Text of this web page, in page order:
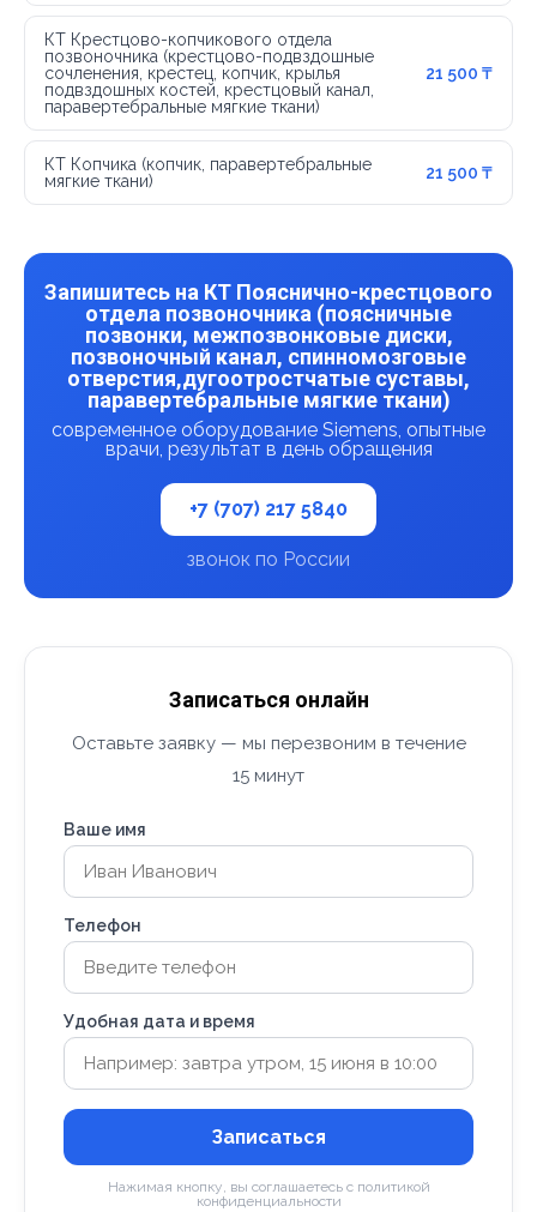
КТ Крестцово-копчикового отдела
позвоночника (крестцово-подвздошные
сочленения, крестец, копчик, крылья
подвздошных костей, крестцовый канал,
паравертебральные мягкие ткани)
21 500 ₸
КТ Копчика (копчик, паравертебральные
мягкие ткани)
21 500 ₸
Запишитесь на КТ Пояснично-крестцового
отдела позвоночника (поясничные
позвонки, межпозвонковые диски,
позвоночный канал, спинномозговые
отверстия,дугоотростчатые суставы,
паравертебральные мягкие ткани)
современное оборудование Siemens, опытные
врачи, результат в день обращения
+7 (707) 217 5840
звонок по России
Записаться онлайн
Оставьте заявку — мы перезвоним в течение
15 минут
Ваше имя
Телефон
Удобная дата и время
Записаться
Нажимая кнопку, вы соглашаетесь с политикой
конфиденциальности